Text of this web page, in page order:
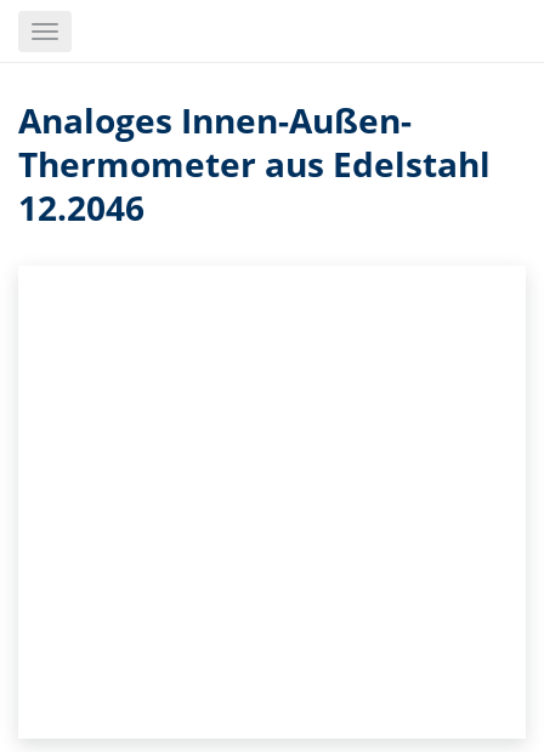
Toggle
Analoges Innen-Außen-
Thermometer aus Edelstahl
12.2046